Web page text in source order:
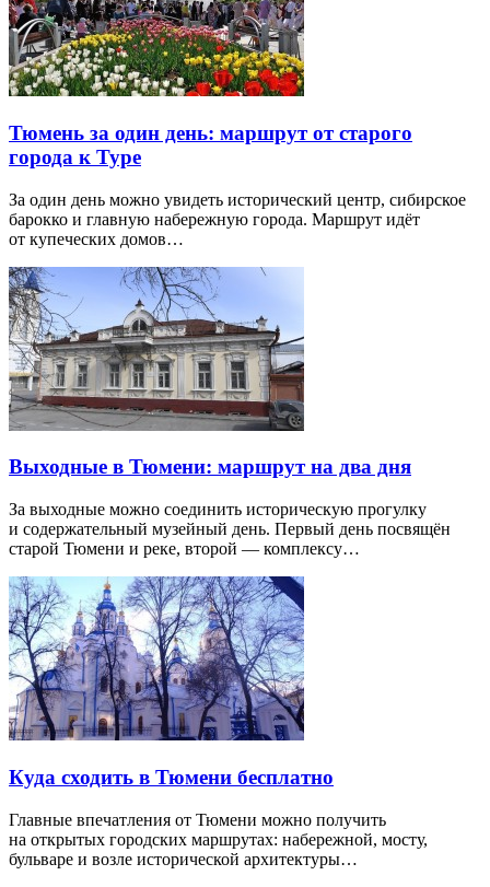
Тюмень за один день: маршрут от старого
города к Туре
За один день можно увидеть исторический центр, сибирское
барокко и главную набережную города. Маршрут идёт
от купеческих домов…
Выходные в Тюмени: маршрут на два дня
За выходные можно соединить историческую прогулку
и содержательный музейный день. Первый день посвящён
старой Тюмени и реке, второй — комплексу…
Куда сходить в Тюмени бесплатно
Главные впечатления от Тюмени можно получить
на открытых городских маршрутах: набережной, мосту,
бульваре и возле исторической архитектуры…